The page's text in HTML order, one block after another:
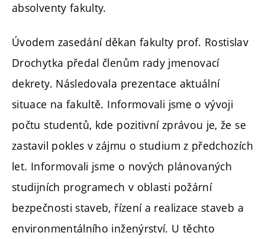
absolventy fakulty.
Úvodem zasedání děkan fakulty prof. Rostislav
Drochytka předal členům rady jmenovací
dekrety. Následovala prezentace aktuální
situace na fakultě. Informovali jsme o vývoji
počtu studentů, kde pozitivní zprávou je, že se
zastavil pokles v zájmu o studium z předchozích
let. Informovali jsme o nových plánovaných
studijních programech v oblasti požární
bezpečnosti staveb, řízení a realizace staveb a
environmentálního inženýrství. U těchto